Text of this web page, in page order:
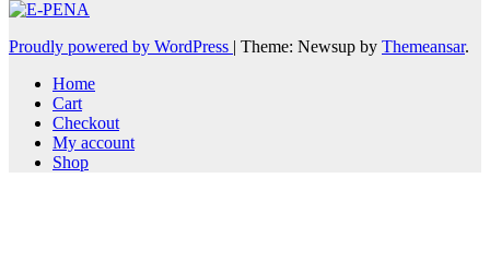
Proudly powered by WordPress | Theme: Newsup by Themeansar.
Home
Cart
Checkout
My account
Shop